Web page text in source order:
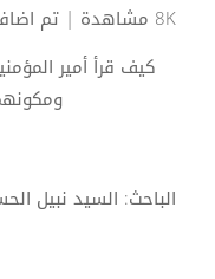
8K مشاهدة
| تم اضافته
كيف قرأ أمير
الباحث: السيد نبيل